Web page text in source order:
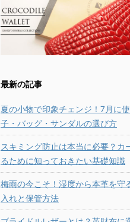
最新の記事
夏の小物で印象チェンジ！7月に
子・バッグ・サンダルの選び方
スキミング防止は本当に必要？カ
るために知っておきたい基礎知識
梅雨の今こそ！湿度から本革を守
入れと保管方法